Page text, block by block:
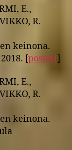
E.,
R.
keinona.
[posteri]
E.,
R.
keinona.